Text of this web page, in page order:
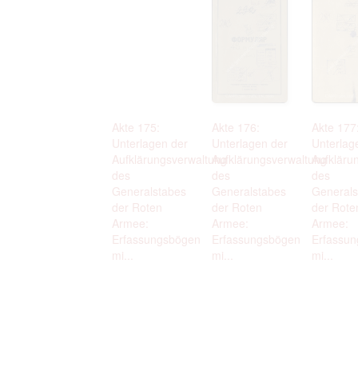
Akte 175:
Unterlagen der
Aufklärungsverwaltung
des
Generalstabes
der Roten
Armee:
Erfassungsbögen
mi...
Akte 176:
Unterlagen der
Aufklärungsverwaltung
des
Generalstabes
der Roten
Armee:
Erfassungsbögen
mi...
Akte
des
der
Armee:
mi...